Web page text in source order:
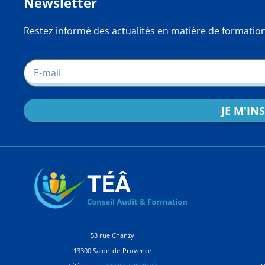
Restez informé des actualités en matière de
JE
53 rue Chanzy
13300 Salon-de-Provence